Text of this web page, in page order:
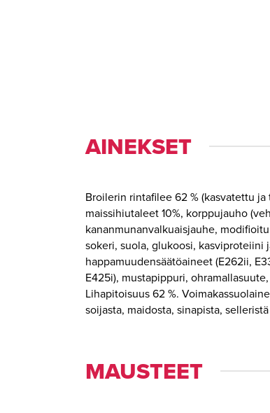
AINEKSET
Broilerin rintafilee 62 % (kasvatettu ja
maissihiutaleet 10%, korppujauho
kananmunanvalkuaisjauhe,
sokeri, suola, glukoosi, kasviproteiini
happamuudensäätöaineet (E262ii,
E425i), mustapippuri,
Lihapitoisuus 62 %.
soijasta, maidosta, sinapista,
MAUSTEET